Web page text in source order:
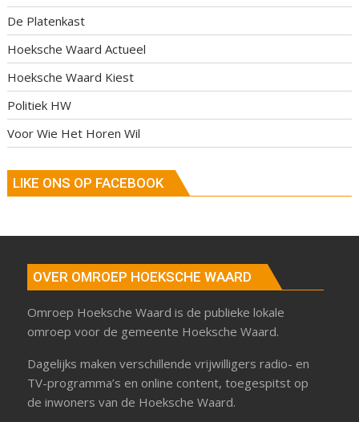
De Platenkast
Hoeksche Waard Actueel
Hoeksche Waard Kiest
Politiek HW
Voor Wie Het Horen Wil
LIKE ONS OP FACEBOOK
OVER OMROEP HOEKSCHE WAARD
Omroep Hoeksche Waard is de publieke lokale
omroep voor de gemeente Hoeksche Waard.
Dagelijks maken verschillende vrijwilligers radio- en
TV-programma’s en online content, toegespitst op
de inwoners van de Hoeksche Waard.